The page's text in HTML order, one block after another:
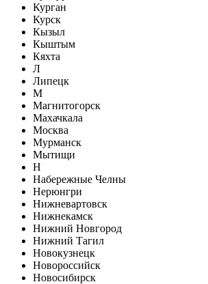
Курган
Курск
Кызыл
Кыштым
Кяхта
Л
Липецк
М
Магнитогорск
Махачкала
Москва
Мурманск
Мытищи
Н
Набережные Челны
Нерюнгри
Нижневартовск
Нижнекамск
Нижний Новгород
Нижний Тагил
Новокузнецк
Новороссийск
Новосибирск